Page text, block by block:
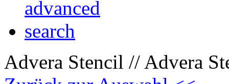
Advera Stencil // Advera